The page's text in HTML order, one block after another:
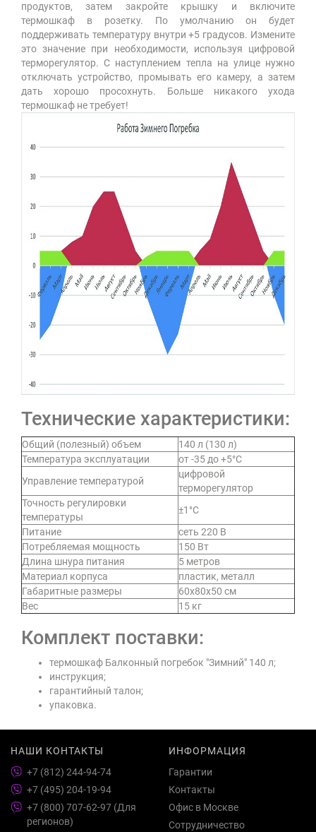
продуктов, затем закройте крышку и включите
термошкаф в розетку. По умолчанию он будет
поддерживать температуру внутри +5 градусов. Измените
это значение при необходимости, используя цифровой
терморегулятор. С наступлением тепла на улице нужно
отключать устройство, промывать его камеру, а затем
дать хорошо просохнуть. Больше никакого ухода
термошкаф не требует!
Технические характеристики:
Общий (полезный) объем
140 л (130 л)
Температура эксплуатации
от -35 до +5°C
Управление температурой
цифровой
терморегулятор
Точность регулировки
температуры
±1°C
Питание
сеть 220 В
Потребляемая мощность
150 Вт
Длина шнура питания
5 метров
Материал корпуса
пластик, металл
Габаритные размеры
60х80х50 см
Вес
15 кг
Комплект поставки:
термошкаф Балконный погребок "Зимний" 140 л;
инструкция;
гарантийный талон;
упаковка.
НАШИ КОНТАКТЫ
+7 (812) 244-94-74
+7 (495) 204-19-94
+7 (800) 707-62-97 (Для
регионов)
ИНФОРМАЦИЯ
Гарантии
Контакты
Офис в Москве
Сотрудничество